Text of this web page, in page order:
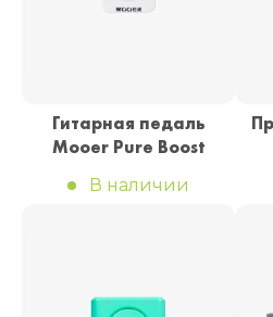
Гитарная педаль
Mooer Pure Boost
В наличии